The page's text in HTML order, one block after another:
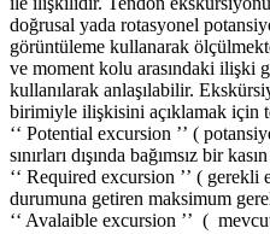
doğrusal yada rotasyonel
görüntüleme kullanarak
ve moment kolu arasındaki ilişki
kullanılarak anlaşılabilir.
birimiyle ilişkisini açıklamak için
ʻʻ Potential excursion ʼʼ (
sınırları dışında bağımsız bir
ʻʻ Required excursion ʼʼ (
durumuna getiren maksimum
ʻʻ Avalaible excursion ʼʼ (